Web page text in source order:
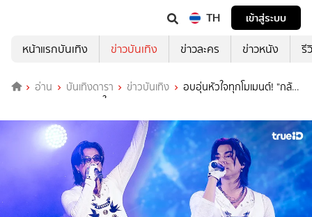
TH
เข้าสู่ระบบ
หน้าแรกบันเทิง
ข่าวบันเทิง ข่าวละคร ข่าวหนัง รี
อ่าน บันเทิงดารา ข่าวบันเทิง
อบอุ่นหัวใจทุกโมเมนต์! "กลัฟ
คณาวุฒิ" แจกความสุขในงาน "Gulf Eternal Fancon 2025 : Back to